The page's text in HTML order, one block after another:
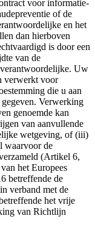
voor informatie-
of de
en het
dan hierboven
is door een
van de
Uw
verwerkt voor
die u aan
Verwerking
genoemde kan
van aanvullende
wetgeving, of (iii)
waarvoor de
(Artikel 6,
het Europees
betreffende de
verband met de
het vrije
van Richtlijn